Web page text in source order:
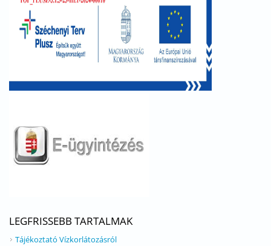
LEGFRISSEBB TARTALMAK
Tájékoztató Vízkorlátozásról